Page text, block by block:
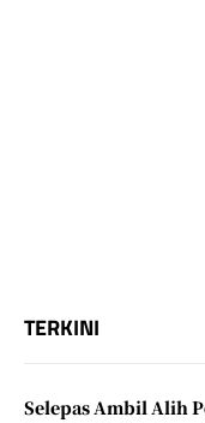
TERKINI
Selepas Ambil Alih